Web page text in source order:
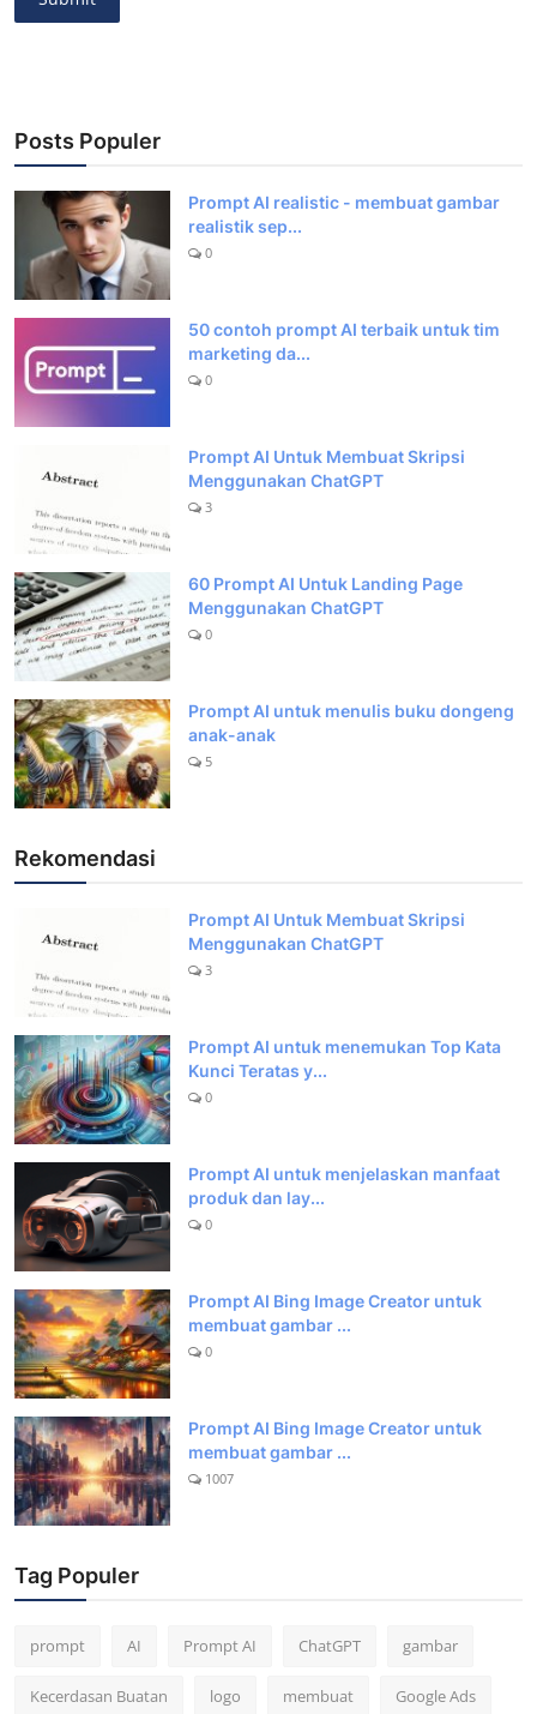
Posts Populer
Prompt AI realistic - membuat gambar
realistik sep...
0
50 contoh prompt AI terbaik untuk tim
marketing da...
0
Prompt AI Untuk Membuat Skripsi
Menggunakan ChatGPT
3
60 Prompt AI Untuk Landing Page
Menggunakan ChatGPT
0
Prompt AI untuk menulis buku dongeng
anak-anak
5
Rekomendasi
Prompt AI Untuk Membuat Skripsi
Menggunakan ChatGPT
3
Prompt AI untuk menemukan Top Kata
Kunci Teratas y...
0
Prompt AI untuk menjelaskan manfaat
produk dan lay...
0
Prompt AI Bing Image Creator untuk
membuat gambar ...
0
Prompt AI Bing Image Creator untuk
membuat gambar ...
1007
Tag Populer
prompt AI Prompt AI ChatGPT gambar
Kecerdasan Buatan logo membuat Google Ads